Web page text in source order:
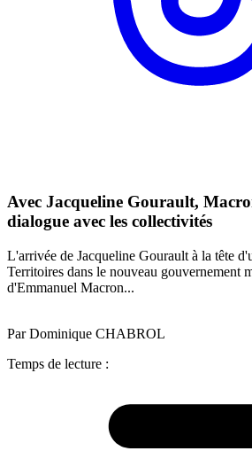
Avec Jacqueline Gourault,
dialogue avec les collectivités
L'arrivée de Jacqueline Gourault à la tête
Territoires dans le nouveau gouvernement
d'Emmanuel Macron...
Par Dominique CHABROL
Temps de lecture :